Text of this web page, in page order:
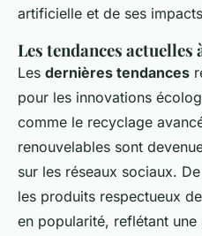
artificielle et de ses
Les tendances
Les dernières tendances
pour les innovations
comme le recyclage
renouvelables sont
sur les réseaux sociaux.
les produits respectueux
en popularité, reflétant